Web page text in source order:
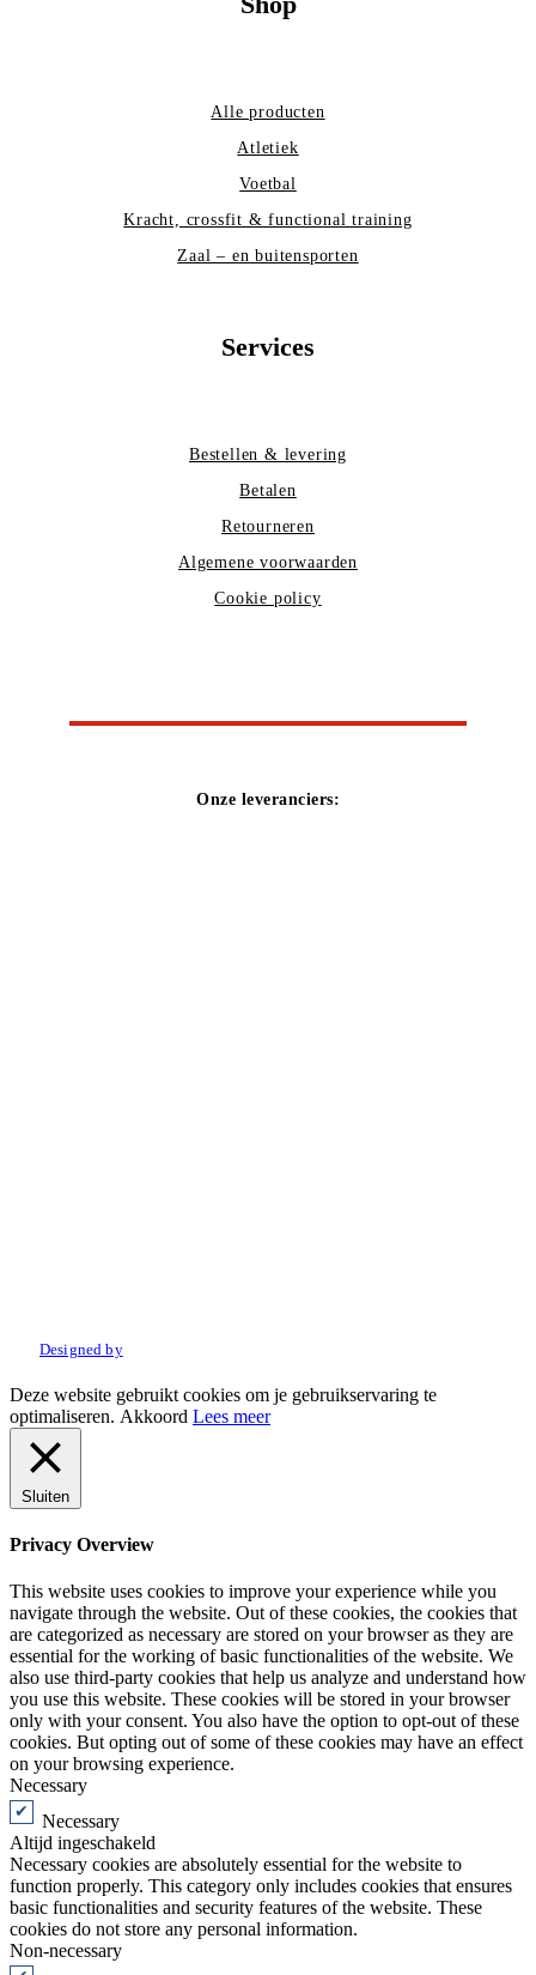
Alle producten
Atletiek
Voetbal
Kracht, crossfit & functional training
Zaal – en buitensporten
Services
Bestellen & levering
Betalen
Retourneren
Algemene voorwaarden
Cookie policy
Onze leveranciers:
Designed by
Deze website gebruikt cookies om je gebruikservaring te
optimaliseren. Akkoord Lees meer
Sluiten
Privacy Overview
This website uses cookies to improve your experience while you
navigate through the website. Out of these cookies, the cookies that
are categorized as necessary are stored on your browser as they are
essential for the working of basic functionalities of the website. We
also use third-party cookies that help us analyze and understand how
you use this website. These cookies will be stored in your browser
only with your consent. You also have the option to opt-out of these
cookies. But opting out of some of these cookies may have an effect
on your browsing experience.
Necessary
Necessary
Altijd ingeschakeld
Necessary cookies are absolutely essential for the website to
function properly. This category only includes cookies that ensures
basic functionalities and security features of the website. These
cookies do not store any personal information.
Non-necessary